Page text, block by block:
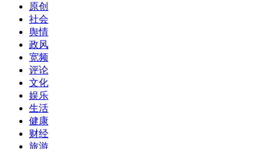
原创
社会
舆情
政风
宽频
评论
文化
娱乐
生活
健康
财经
旅游